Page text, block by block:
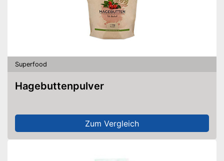
Superfood
Hagebuttenpulver
Zum Vergleich